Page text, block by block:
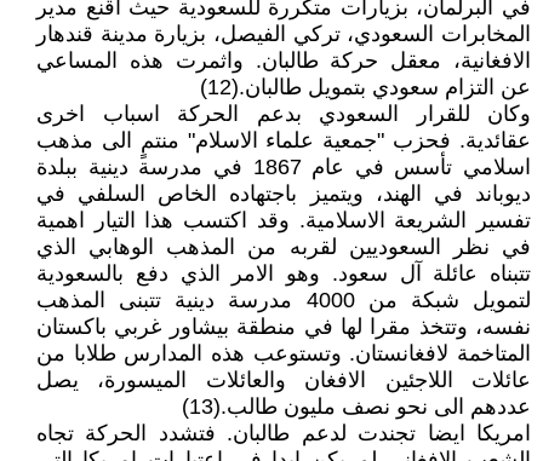
في البرلمان، بزيارات متكررة للسعودية حيث اقنع مدير
المخابرات السعودي، تركي الفيصل، بزيارة مدينة قندهار
الافغانية، معقل حركة طالبان. واثمرت هذه المساعي
عن التزام سعودي بتمويل طالبان.(12)
وكان للقرار السعودي بدعم الحركة اسباب اخرى
عقائدية. فحزب "جمعية علماء الاسلام" منتمٍ الى مذهب
اسلامي تأسس في عام 1867 في مدرسة دينية ببلدة
ديوباند في الهند، ويتميز باجتهاده الخاص السلفي في
تفسير الشريعة الاسلامية. وقد اكتسب هذا التيار اهمية
في نظر السعوديين لقربه من المذهب الوهابي الذي
تتبناه عائلة آل سعود. وهو الامر الذي دفع بالسعودية
لتمويل شبكة من 4000 مدرسة دينية تتبنى المذهب
نفسه، وتتخذ مقرا لها في منطقة بيشاور غربي باكستان
المتاخمة لافغانستان. وتستوعب هذه المدارس طلابا من
عائلات اللاجئين الافغان والعائلات الميسورة، يصل
عددهم الى نحو نصف مليون طالب.(13)
امريكا ايضا تجندت لدعم طالبان. فتشدد الحركة تجاه